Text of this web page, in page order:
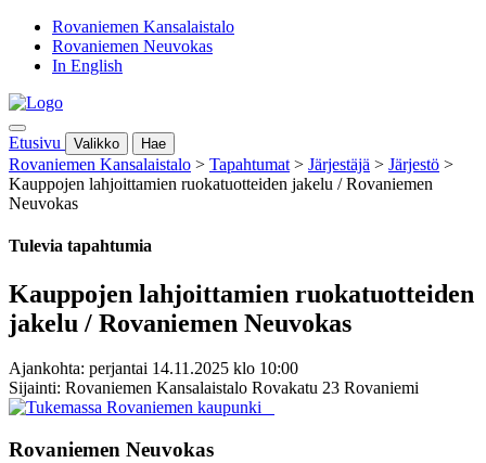
Rovaniemen Kansalaistalo
Rovaniemen Neuvokas
In English
Etusivu Valikko Hae
Rovaniemen Kansalaistalo > Tapahtumat > Järjestäjä > Järjestö >
Kauppojen lahjoittamien ruokatuotteiden jakelu / Rovaniemen
Neuvokas
Tulevia tapahtumia
Kauppojen lahjoittamien ruokatuotteiden
jakelu / Rovaniemen Neuvokas
Ajankohta: perjantai 14.11.2025 klo 10:00
Sijainti: Rovaniemen Kansalaistalo Rovakatu 23 Rovaniemi
Rovaniemen Neuvokas